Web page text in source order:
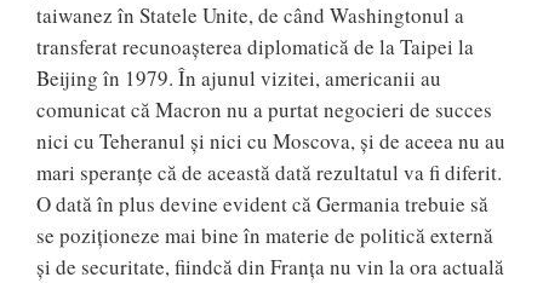
taiwanez în Statele Unite, de când Washingtonul a
transferat recunoașterea diplomatică de la Taipei la
Beijing în 1979. În ajunul vizitei, americanii au
comunicat că Macron nu a purtat negocieri de succes
nici cu Teheranul și nici cu Moscova, și de aceea nu au
mari speranțe că de această dată rezultatul va fi diferit.
O dată în plus devine evident că Germania trebuie să
se poziționeze mai bine în materie de politică externă
şi de securitate, fiindcă din Franța nu vin la ora actuală